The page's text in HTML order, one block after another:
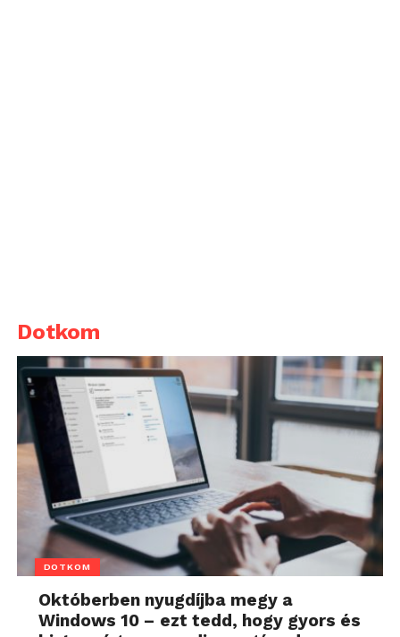
Dotkom
DOTKOM
Októberben nyugdíjba megy a
Windows 10 – ezt tedd, hogy gyors és